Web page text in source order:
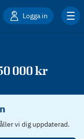
Logga in
000 kr
vi dig uppdaterad.